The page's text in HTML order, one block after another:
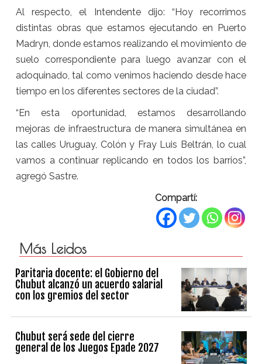
Al respecto, el Intendente dijo: “Hoy recorrimos
distintas obras que estamos ejecutando en Puerto
Madryn, donde estamos realizando el movimiento de
suelo correspondiente para luego avanzar con el
adoquinado, tal como venimos haciendo desde hace
tiempo en los diferentes sectores de la ciudad”.
“En esta oportunidad, estamos desarrollando
mejoras de infraestructura de manera simultánea en
las calles Uruguay, Colón y Fray Luis Beltrán, lo cual
vamos a continuar replicando en todos los barrios”,
agregó Sastre.
Compartí:
Más Leidos
Paritaria docente: el Gobierno del
Chubut alcanzó un acuerdo salarial
con los gremios del sector
Chubut será sede del cierre
general de los Juegos Epade 2027